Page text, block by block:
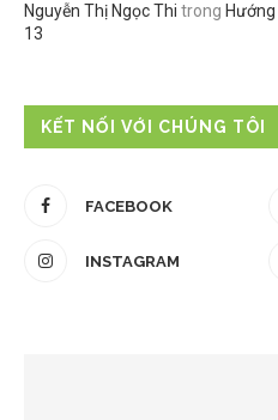
Nguyễn Thị Ngọc Thi trong
13
KẾT NỐI VỚI CHÚNG TÔI
FACEBOOK
INSTAGRAM